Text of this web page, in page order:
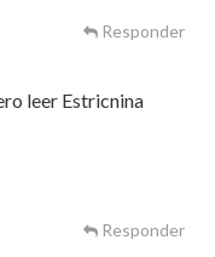
leer Estricnina
Responder
Responder